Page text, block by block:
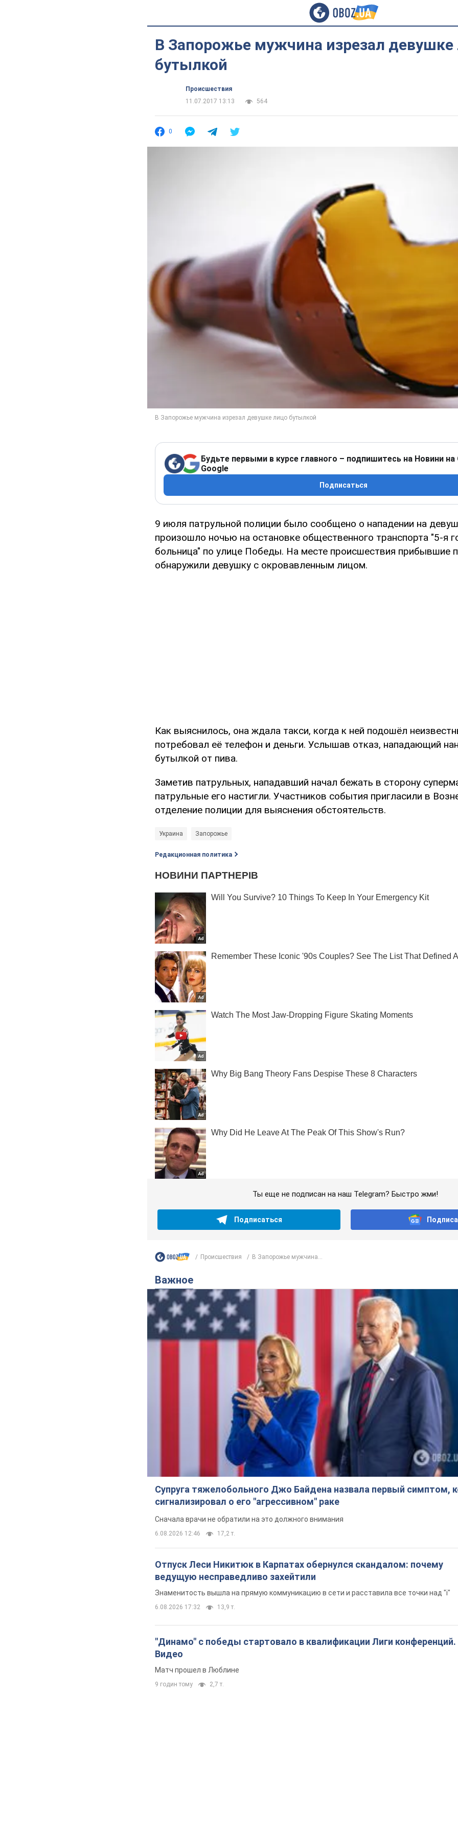
В Запорожье мужчина изрезал девушке
бутылкой
Происшествия
11.07.2017 13:13
564
0
Будьте первыми в курсе главного – подпишитесь на Новини на
Google
Подписаться
9 июля патрульной полиции было сообщено о нападении на
произошло ночью на остановке общественного транспорта "5-я
больница" по улице Победы. На месте происшествия прибывшие
обнаружили девушку с окровавленным лицом.
Как выяснилось, она ждала такси, когда к ней подошёл
потребовал её телефон и деньги. Услышав отказ, нападающий
бутылкой от пива.
Заметив патрульных, нападавший начал бежать в сторону
патрульные его настигли. Участников события пригласили в
отделение полиции для выяснения обстоятельств.
Украина Запорожье
Редакционная политика
Ты еще не подписан на наш Telegram? Быстро жми!
Подписаться
Происшествия В Запорожье мужчина...
Важное
Супруга тяжелобольного Джо Байдена назвала первый симптом,
сигнализировал о его "агрессивном" раке
Сначала врачи не обратили на это должного внимания
6.08.2026 12:46 17,2 т.
Отпуск Леси Никитюк в Карпатах обернулся скандалом: почему
ведущую несправедливо захейтили
Знаменитость вышла на прямую коммуникацию в сети и расставила все точки над "i"
6.08.2026 17:32 13,9 т.
"Динамо" с победы стартовало в квалификации Лиги конференций.
Видео
Матч прошел в Люблине
9 годин тому 2,7 т.